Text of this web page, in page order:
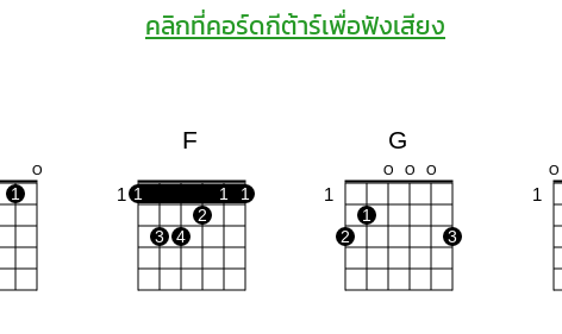
คลิกที่คอร์ดกีต้าร์เพื่อฟังเสียง
O
1
F
1 1 1
1
2
3
4
G
O O O
1
1
2
3
O
1